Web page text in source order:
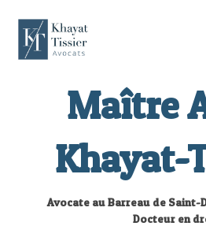
Maître
Khayat-
Avocate au Barreau de Saint-
Docteur en